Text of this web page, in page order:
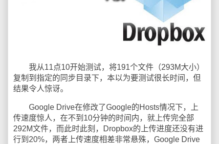
我从11点10开始测试，将191个文件（293M大小）
复制到指定的同步目录下，本以为要测试很长时间，但
结果令人惊讶。
Google Drive在修改了Google的Hosts情况下，上
传速度惊人，在不到10分钟的时间内，就上传完全部
292M文件，而此时此刻，Dropbox的上传进度还没有进
行到20%，两者上传速度相差非常悬殊，Google Drive